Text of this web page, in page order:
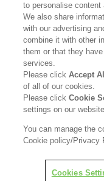
サステナビリティ
ブランド
ニュースルーム
利用規約 花王のアクセシ
to personalise
We also share
with our advertising
combine it with other
them or that they
services.
Please clickAccept
of all of our cookies.
Please clickCookie
settings on our
You can manage the
Cookie policy/Privacy
Cookies